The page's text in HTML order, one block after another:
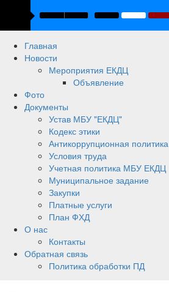
Главная
Новости
Мероприятия ЕКДЦ
Объявление
Фото
Документы
Устав МБУ "ЕКДЦ"
Кодекс этики
Антикоррупционная политика
Условия труда
Учетная политика МБУ ЕКДЦ
Муниципальное задание
Закупки
Платные услуги
План ФХД
О нас
Контакты
Обратная связь
Политика обработки ПД